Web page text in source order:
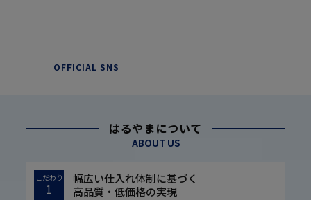
OFFICIAL SNS
はるやまについて
ABOUT US
こだわり
1
幅広い仕入れ体制に基づく
高品質・低価格の実現